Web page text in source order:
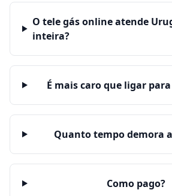
O tele gás online atende
inteira?
É mais caro que ligar
Quanto tempo demora
Como pago?